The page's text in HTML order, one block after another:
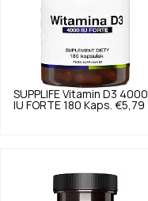
SUPPLIFE Vitamin D3 4000
IU FORTE 180 Kaps. €5,79